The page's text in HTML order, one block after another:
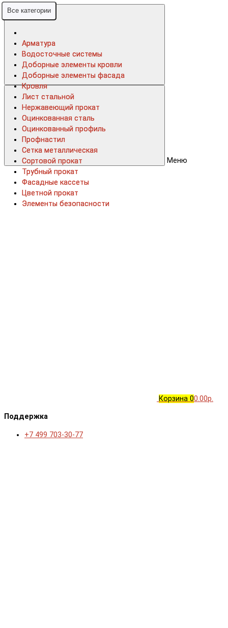
Меню
Корзина 00.00р.
Поддержка
+7 499 703-30-77
Все категории
Арматура
Водосточные системы
Доборные элементы кровли
Доборные элементы фасада
Кровля
Лист стальной
Нержавеющий прокат
Оцинкованная сталь
Оцинкованный профиль
Профнастил
Сетка металлическая
Сортовой прокат
Трубный прокат
Фасадные кассеты
Цветной прокат
Элементы безопасности
Все категории
Арматура
Водосточные системы
Доборные элементы кровли
Доборные элементы фасада
Кровля
Лист стальной
Нержавеющий прокат
Оцинкованная сталь
Оцинкованный профиль
Профнастил
Сетка металлическая
Сортовой прокат
Трубный прокат
Фасадные кассеты
Цветной прокат
Элементы безопасности